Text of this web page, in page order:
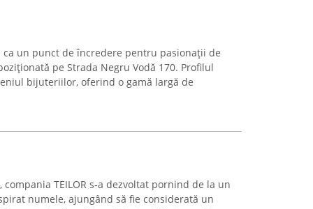
ca un punct de încredere pentru pasionații de
pe Strada Negru Vodă 170. Profilul
bijuteriilor, oferind o gamă largă de
TEILOR s-a dezvoltat pornind de la un
numele, ajungând să fie considerată un